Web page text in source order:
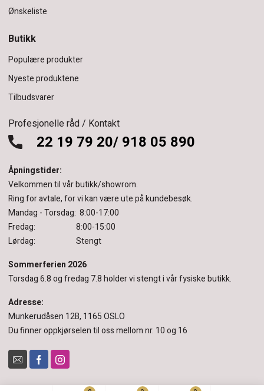
Ønskeliste
Butikk
Populære produkter
Nyeste produktene
Tilbudsvarer
Profesjonelle råd / Kontakt
22 19 79 20/ 918 05 890
Åpningstider:
Velkommen til vår butikk/showrom.
Ring for avtale, for vi kan være ute på kundebesøk.
Mandag - Torsdag: 8:00-17:00
Fredag: 8:00-15:00
Lørdag: Stengt
Sommerferien 2026
Torsdag 6.8 og fredag 7.8 holder vi stengt i vår fysiske butikk.
Adresse:
Munkerudåsen 12B, 1165 OSLO
Du finner oppkjørselen til oss mellom nr. 10 og 16